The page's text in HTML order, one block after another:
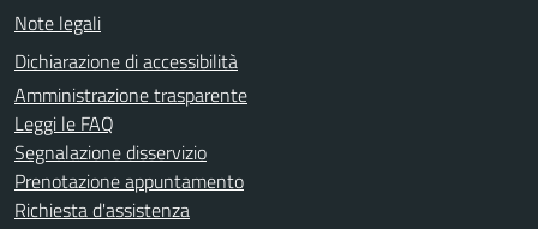
Note legali
Dichiarazione di accessibilità
Amministrazione trasparente
Leggi le FAQ
Segnalazione disservizio
Prenotazione appuntamento
Richiesta d'assistenza